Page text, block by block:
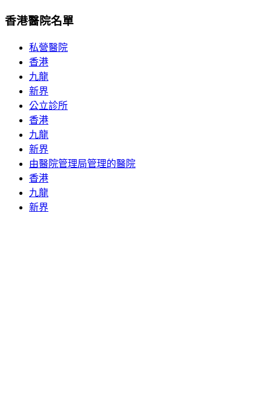
香港醫院名單
私營醫院
香港
九龍
新界
公立診所
香港
九龍
新界
由醫院管理局管理的醫院
香港
九龍
新界